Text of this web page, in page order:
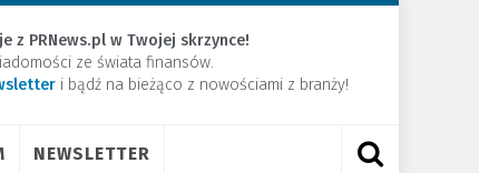
z PRNews.pl w Twojej skrzynce!
ze świata finansów.
​i bądź na bieżąco z nowościami z branży!
NEWSLETTER